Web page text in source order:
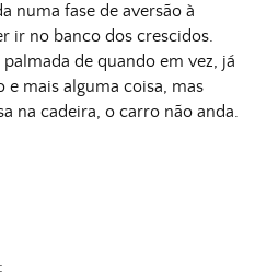
numa fase de aversão à
ir no banco dos crescidos.
palmada de quando em vez, já
mais alguma coisa, mas
na cadeira, o carro não anda.